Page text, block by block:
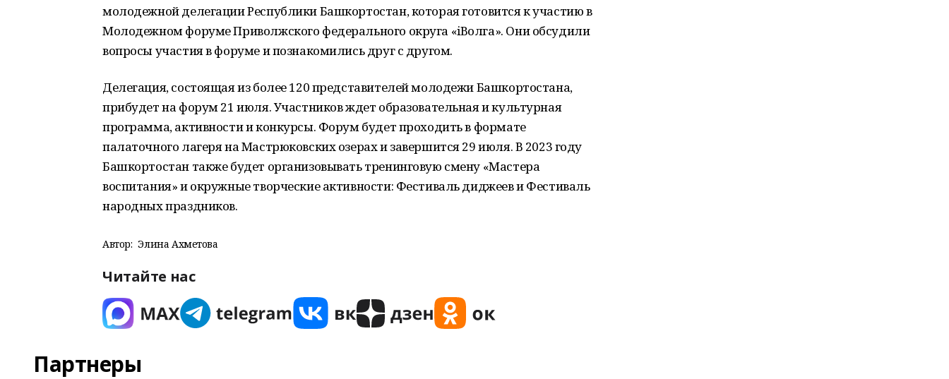
молодежной делегации Республики Башкортостан, которая готовится к участию в
Молодежном форуме Приволжского федерального округа «iВолга». Они обсудили
вопросы участия в форуме и познакомились друг с другом.
Делегация, состоящая из более 120 представителей молодежи Башкортостана,
прибудет на форум 21 июля. Участников ждет образовательная и культурная
программа, активности и конкурсы. Форум будет проходить в формате
палаточного лагеря на Мастрюковских озерах и завершится 29 июля. В 2023 году
Башкортостан также будет организовывать тренинговую смену «Мастера
воспитания» и окружные творческие активности: Фестиваль диджеев и Фестиваль
народных праздников.
Автор: Элина Ахметова
Читайте нас
Партнеры